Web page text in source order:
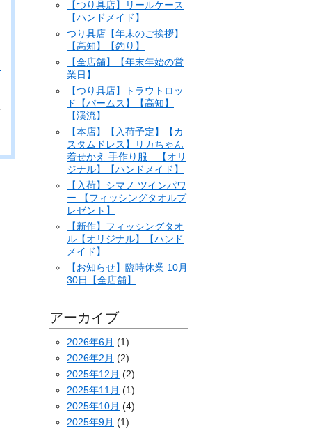
【つり具店】リールケース
【ハンドメイド】
つり具店【年末のご挨拶】
【高知】【釣り】
【全店舗】【年末年始の営
業日】
【つり具店】トラウトロッ
ド【パームス】【高知】
【渓流】
【本店】【入荷予定】【カ
スタムドレス】リカちゃん
着せかえ 手作り服 【オリ
ジナル】【ハンドメイド】
【入荷】シマノ ツインパワ
ー 【フィッシングタオルプ
レゼント】
【新作】フィッシングタオ
ル【オリジナル】【ハンド
メイド】
【お知らせ】臨時休業 10月
30日【全店舗】
アーカイブ
2026年6月 (1)
2026年2月 (2)
2025年12月 (2)
2025年11月 (1)
2025年10月 (4)
2025年9月 (1)